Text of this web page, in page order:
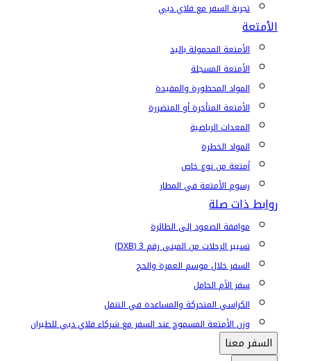
تجربة السفر مع فلاي دبي
الأمتعة
الأمتعة المحمولة باليد
الأمتعة المسجلة
المواد المحظورة والمقيدة
الأمتعة المتأخرة أو المتضررة
المعدات الرياضية
المواد الخطرة
أمتعة من نوع خاص
رسوم الأمتعة في المطار
روابط ذات صلة
موافقة الصعود إلى الطائرة
تسيير الرحلات من المبنى رقم 3 (DXB)
السفر خلال موسم العمرة والحج
سفر الأم الحامل
الكراسي المتحركة والمساعدة في التنقل
وزن الأمتعة المسموح عند السفر مع شركاء فلاي دبي للطيران
السفر معنا